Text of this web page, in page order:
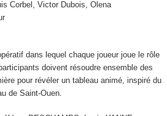
dans lequel chaque joueur joue le rôle
doivent résoudre ensemble des
pour révéler un tableau animé, inspiré du
de Saint-Ouen.